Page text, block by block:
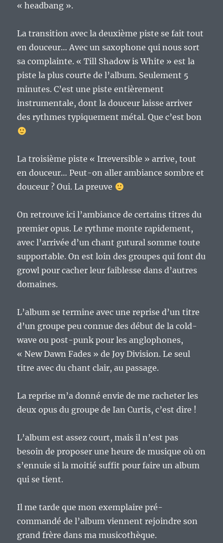
« headbang ».
La transition avec la deuxième piste se fait tout
en douceur… Avec un saxophone qui nous sort
sa complainte. « Till Shadow is White » est la
piste la plus courte de l’album. Seulement 5
minutes. C’est une piste entièrement
instrumentale, dont la douceur laisse arriver
des rythmes typiquement métal. Que c’est bon
La troisième piste « Irreversible » arrive, tout
en douceur… Peut-on aller ambiance sombre et
douceur ? Oui. La preuve
On retrouve ici l’ambiance de certains titres du
premier opus. Le rythme monte rapidement,
avec l’arrivée d’un chant gutural somme toute
supportable. On est loin des groupes qui font du
growl pour cacher leur faiblesse dans d’autres
domaines.
L’album se termine avec une reprise d’un titre
d’un groupe peu connue des début de la cold-
wave ou post-punk pour les anglophones,
« New Dawn Fades » de Joy Division. Le seul
titre avec du chant clair, au passage.
La reprise m’a donné envie de me racheter les
deux opus du groupe de Ian Curtis, c’est dire !
L’album est assez court, mais il n’est pas
besoin de proposer une heure de musique où on
s’ennuie si la moitié suffit pour faire un album
qui se tient.
Il me tarde que mon exemplaire pré-
commandé de l’album viennent rejoindre son
grand frère dans ma musicothèque.